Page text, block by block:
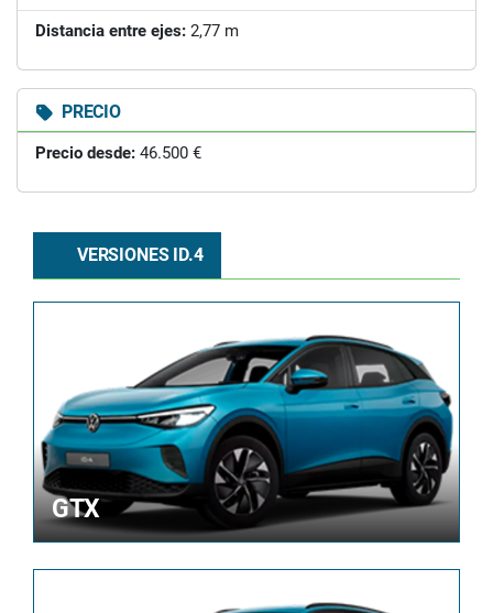
Distancia entre ejes: 2,77 m
PRECIO
Precio desde: 46.500 €
VERSIONES ID.4
GTX